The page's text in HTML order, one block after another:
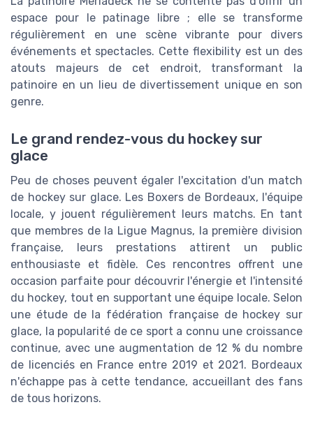
espace pour le patinage libre ; elle se transforme
régulièrement en une scène vibrante pour divers
événements et spectacles. Cette flexibility est un des
atouts majeurs de cet endroit, transformant la
patinoire en un lieu de divertissement unique en son
genre.
Le grand rendez-vous du hockey sur
glace
Peu de choses peuvent égaler l'excitation d'un match
de hockey sur glace. Les Boxers de Bordeaux, l'équipe
locale, y jouent régulièrement leurs matchs. En tant
que membres de la Ligue Magnus, la première division
française, leurs prestations attirent un public
enthousiaste et fidèle. Ces rencontres offrent une
occasion parfaite pour découvrir l'énergie et l'intensité
du hockey, tout en supportant une équipe locale. Selon
une étude de la fédération française de hockey sur
glace, la popularité de ce sport a connu une croissance
continue, avec une augmentation de 12 % du nombre
de licenciés en France entre 2019 et 2021. Bordeaux
n'échappe pas à cette tendance, accueillant des fans
de tous horizons.